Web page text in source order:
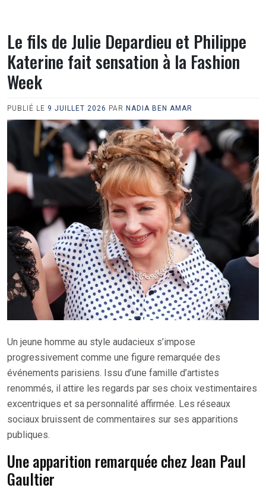
Le fils de Julie Depardieu et Philippe
Katerine fait sensation à la Fashion
Week
PUBLIÉ LE 9 JUILLET 2026 PAR NADIA BEN AMAR
Un jeune homme au style audacieux s’impose
progressivement comme une figure remarquée des
événements parisiens. Issu d’une famille d’artistes
renommés, il attire les regards par ses choix vestimentaires
excentriques et sa personnalité affirmée. Les réseaux
sociaux bruissent de commentaires sur ses apparitions
publiques.
Une apparition remarquée chez Jean Paul
Gaultier